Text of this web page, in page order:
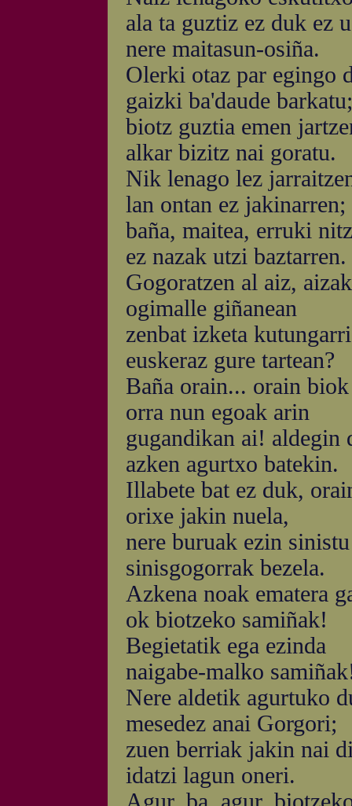
ala ta guztiz ez duk ez
nere maitasun-osiña.
Olerki otaz par egingo
gaizki ba'daude barkatu;
biotz guztia emen
alkar bizitz nai goratu.
Nik lenago lez
lan ontan ez jakinarren;
baña, maitea, erruki
ez nazak utzi baztarren.
Gogoratzen al aiz,
ogimalle giñanean
zenbat izketa
euskeraz gure tartean?
Baña orain... orain
orra nun egoak arin
gugandikan ai! aldegin
azken agurtxo batekin.
Illabete bat ez duk,
orixe jakin nuela,
nere buruak ezin sinistu
sinisgogorrak bezela.
Azkena noak ematera
ok biotzeko samiñak!
Begietatik ega ezinda
naigabe-malko
Nere aldetik agurtuko
mesedez anai Gorgori;
zuen berriak jakin nai
idatzi lagun oneri.